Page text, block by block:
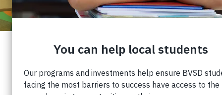
Publicado: 16 de junio de 2021 |
Cuota: